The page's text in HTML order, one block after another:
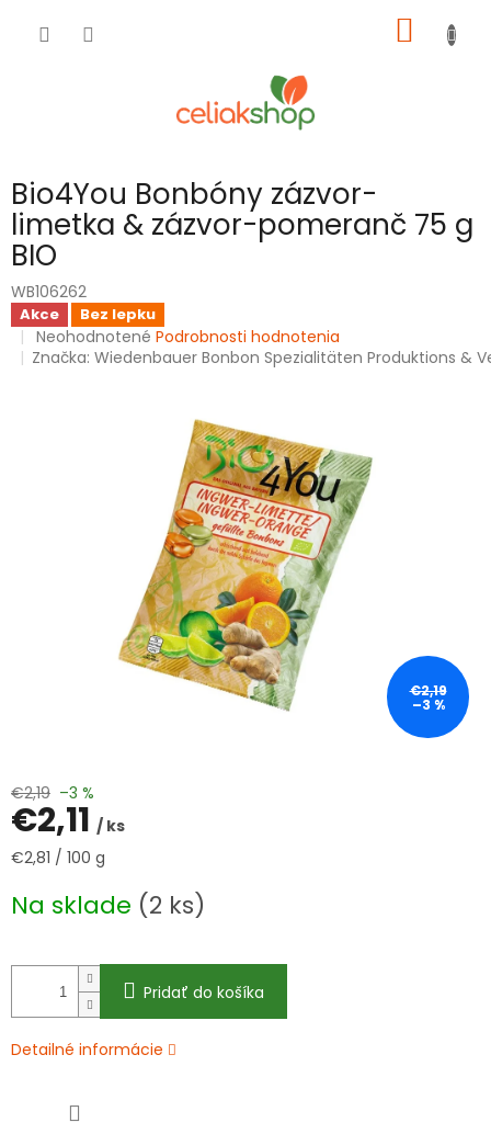
KOŠÍK
Bio4You Bonbóny zázvor-
limetka & zázvor-pomeranč 75 g
BIO
WB106262
Akce Bez lepku
Priemerné
hodnotenie
Neohodnotené Podrobnosti hodnotenia
Značka:Wiedenbauer Bonbon Spezialitäten Produktions &
€2,19
–3 %
€2,19 –3 %
€2,11 / ks
Jednotková
€2,81 / 100 g
Na sklade (2 ks)
Pridať do košíka
Detailné informácie